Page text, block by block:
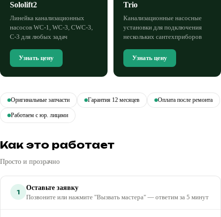
Sololift2
Линейка канализационных
насосов WC-1, WC-3, CWC-3,
C-3 для любых задач
Узнать цену
Trio
Канализационные насосные
установки для подключения
нескольких сантехприборов
Узнать цену
Оригинальные запчасти Гарантия 12 месяцев Оплата после ремонта
Работаем с юр. лицами
Как это работает
Просто и прозрачно
1
Оставьте заявку
Позвоните или нажмите "Вызвать мастера" — ответим за 5 минут